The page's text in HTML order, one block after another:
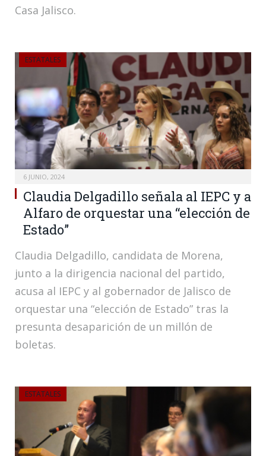
Casa Jalisco.
ESTATALES
6 JUNIO, 2024
Claudia Delgadillo señala al IEPC y a
Alfaro de orquestar una “elección de
Estado”
Claudia Delgadillo, candidata de Morena,
junto a la dirigencia nacional del partido,
acusa al IEPC y al gobernador de Jalisco de
orquestar una “elección de Estado” tras la
presunta desaparición de un millón de
boletas.
ESTATALES